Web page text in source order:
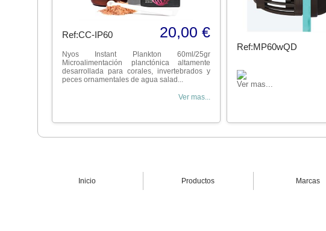
Ref:CC-IP60 20,00 €
Nyos Instant Plankton 60ml/25gr
Microalimentación planctónica altamente
desarrollada para corales, invertebrados y
peces ornamentales de agua salad...
Ver mas...
Ref:MP60wQD
Ver mas...
Inicio Productos Marcas